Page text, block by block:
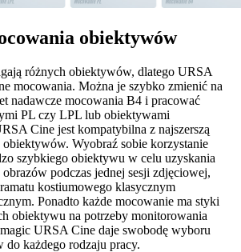
obiektywów
różnych obiektywów, dlatego URSA
mocowania. Można je szybko zmienić na
nadawcze mocowania B4 i pracować
PL czy LPL lub obiektywami
Cine jest kompatybilna z najszerszą
obiektywów. Wyobraź sobie korzystanie
szybkiego obiektywu w celu uzyskania
podczas jednej sesji zdjęciowej,
kostiumowego klasycznym
Ponadto każde mocowanie ma styki
obiektywu na potrzeby monitorowania
URSA Cine daje swobodę wyboru
każdego rodzaju pracy.